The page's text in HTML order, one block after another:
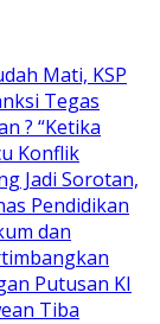
Mati, KSP
Tegas
? “Ketika
Konflik
Jadi Sorotan,
Pendidikan
dan
Putusan KI
Tiba